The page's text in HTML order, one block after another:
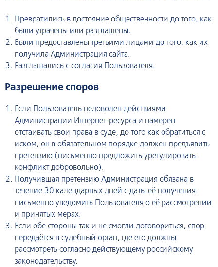
Превратились в достояние общественности до того, как
были утрачены или разглашены.
Были предоставлены третьими лицами до того, как их
получила Администрация сайта.
Разглашались с согласия Пользователя.
Разрешение споров
Если Пользователь недоволен действиями
Администрации Интернет-ресурса и намерен
отстаивать свои права в суде, до того как обратиться с
иском, он в обязательном порядке должен предъявить
претензию (письменно предложить урегулировать
конфликт добровольно).
Получившая претензию Администрация обязана в
течение 30 календарных дней с даты её получения
письменно уведомить Пользователя о её рассмотрении
и принятых мерах.
Если обе стороны так и не смогли договориться, спор
передаётся в судебный орган, где его должны
рассмотреть согласно действующему российскому
законодательству.